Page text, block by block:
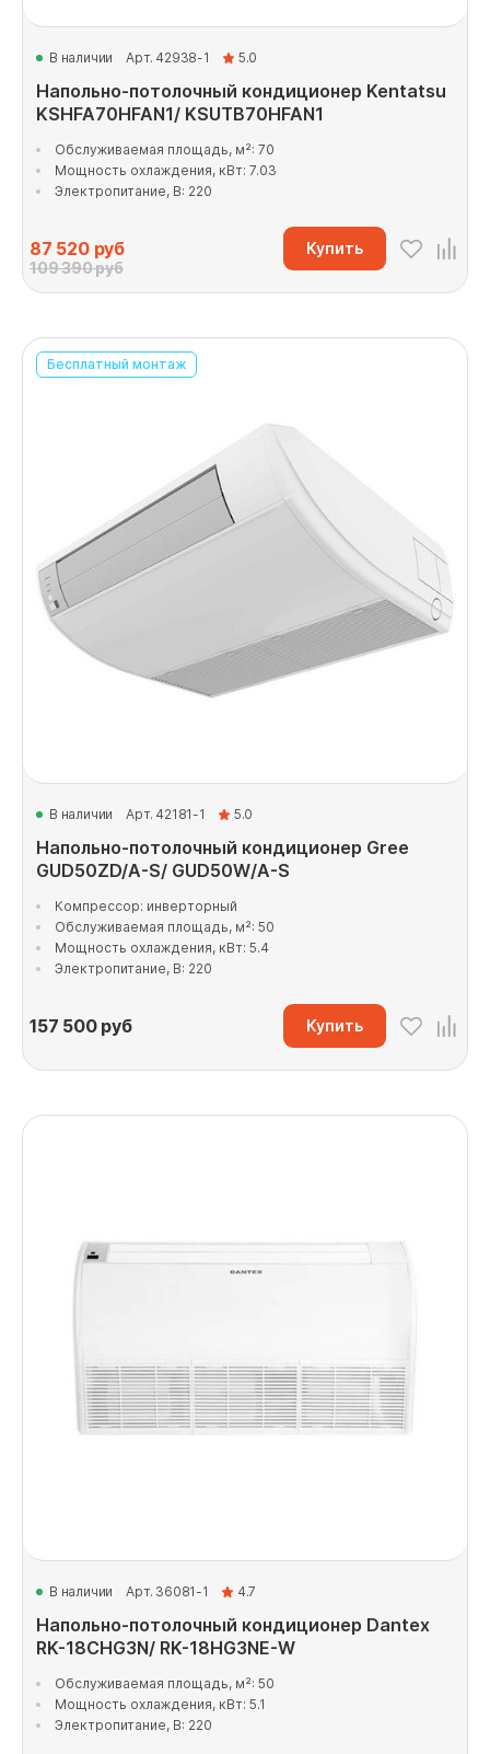
В наличии Арт. 42938-1 5.0
Напольно-потолочный кондиционер Kentatsu
KSHFA70HFAN1/ KSUTB70HFAN1
Обслуживаемая площадь, м²: 70
Мощность охлаждения, кВт: 7.03
Электропитание, В: 220
87 520руб
109 390 руб
Купить
Бесплатный монтаж
В наличии Арт. 42181-1 5.0
Напольно-потолочный кондиционер Gree
GUD50ZD/A-S/ GUD50W/A-S
Компрессор: инверторный
Обслуживаемая площадь, м²: 50
Мощность охлаждения, кВт: 5.4
Электропитание, В: 220
157 500руб Купить
В наличии Арт. 36081-1 4.7
Напольно-потолочный кондиционер Dantex
RK-18CHG3N/ RK-18HG3NE-W
Обслуживаемая площадь, м²: 50
Мощность охлаждения, кВт: 5.1
Электропитание, В: 220